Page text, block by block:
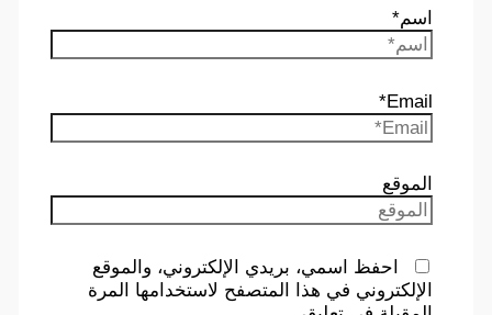
اسم*
Email*
الموقع
احفظ اسمي، بريدي الإلكتروني، والموقع
الإلكتروني في هذا المتصفح لاستخدامها المرة